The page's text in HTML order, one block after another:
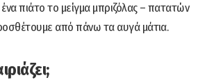
πιάτο το μείγμα μπριζόλας – πατατών
από πάνω τα αυγά μάτια.